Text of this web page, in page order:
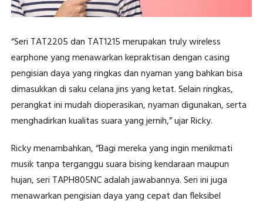
“Seri TAT2205 dan TAT1215 merupakan truly wireless
earphone yang menawarkan kepraktisan dengan casing
pengisian daya yang ringkas dan nyaman yang bahkan bisa
dimasukkan di saku celana jins yang ketat. Selain ringkas,
perangkat ini mudah dioperasikan, nyaman digunakan, serta
menghadirkan kualitas suara yang jernih,” ujar Ricky.
Ricky menambahkan, “Bagi mereka yang ingin menikmati
musik tanpa terganggu suara bising kendaraan maupun
hujan, seri TAPH805NC adalah jawabannya. Seri ini juga
menawarkan pengisian daya yang cepat dan fleksibel